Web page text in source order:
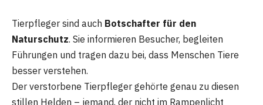
Tierpfleger sind auch Botschafter für den
Naturschutz. Sie informieren Besucher, begleiten
Führungen und tragen dazu bei, dass Menschen Tiere
besser verstehen.
Der verstorbene Tierpfleger gehörte genau zu diesen
stillen Helden – jemand, der nicht im Rampenlicht